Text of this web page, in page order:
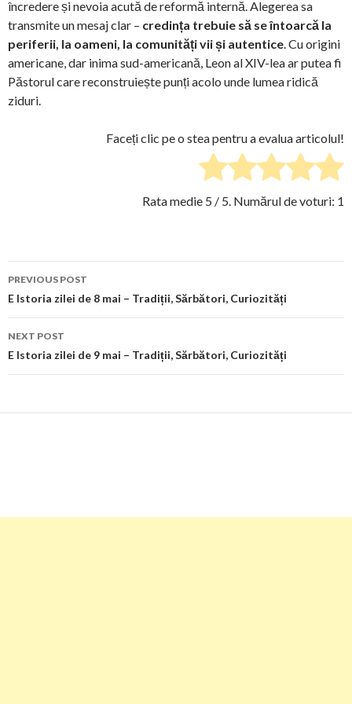
încredere și nevoia acută de reformă internă. Alegerea sa
transmite un mesaj clar – credința trebuie să se întoarcă la
periferii, la oameni, la comunități vii și autentice. Cu origini
americane, dar inima sud-americană, Leon al XIV-lea ar putea fi
Păstorul care reconstruiește punți acolo unde lumea ridică
ziduri.
Faceți clic pe o stea pentru a evalua articolul!
Rata medie 5 / 5. Numărul de voturi: 1
Post
navigation
PREVIOUS POST
E Istoria zilei de 8 mai – Tradiții, Sărbători, Curiozități
NEXT POST
E Istoria zilei de 9 mai – Tradiții, Sărbători, Curiozități